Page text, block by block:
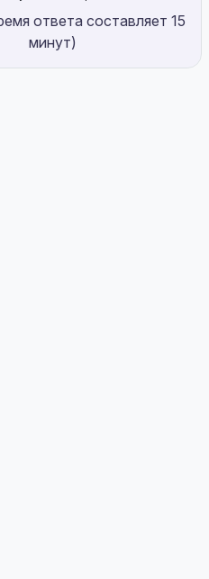
ответа составляет 15
минут)